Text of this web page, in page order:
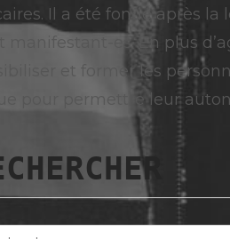
Il a été fondé après
manifestant-es. En plus
et former les
pour permettre leur